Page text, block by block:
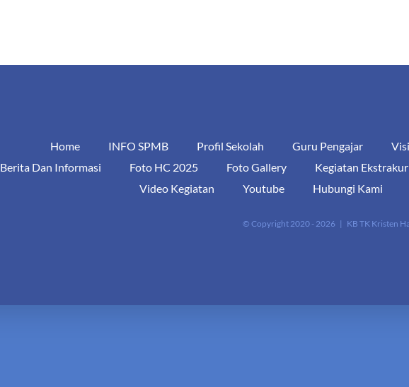
Home INFO SPMB Profil Sekolah Guru Pengajar
Berita Dan Informasi
Foto HC 2025 Foto Gallery Kegiatan
Video Kegiatan
Youtube Hubungi Kami
© Copyright 2020 - 2026 | KB TK Kristen